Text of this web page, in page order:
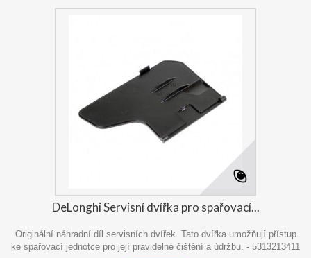
DeLonghi Servisní dvířka pro spařovací...
Originální náhradní díl servisních dvířek. Tato dvířka umožňují přístup
ke spařovací jednotce pro její pravidelné čištění a údržbu. - 5313213411